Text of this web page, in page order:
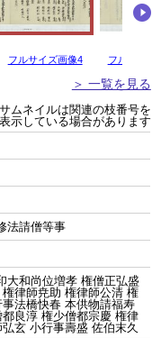
フルサイズ画像4 フルサイズ
＞ 一覧を見る
ムネイルは関連の枝番号を
表示している場合があります
法請僧等事
大和尚位増孝 権僧正弘盛
律師尭助 権律師公清 権
法橋快春 本供物請福寿
良淳 権少僧都宗慶 権律
玄 小行事壽盛 佐伯末久